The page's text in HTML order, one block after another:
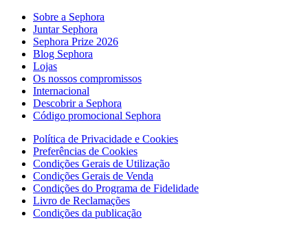
Sobre a Sephora
Juntar Sephora
Sephora Prize 2026
Blog Sephora
Lojas
Os nossos compromissos
Internacional
Descobrir a Sephora
Código promocional Sephora
Política de Privacidade e Cookies
Preferências de Cookies
Condições Gerais de Utilização
Condições Gerais de Venda
Condições do Programa de Fidelidade
Livro de Reclamações
Condições da publicação